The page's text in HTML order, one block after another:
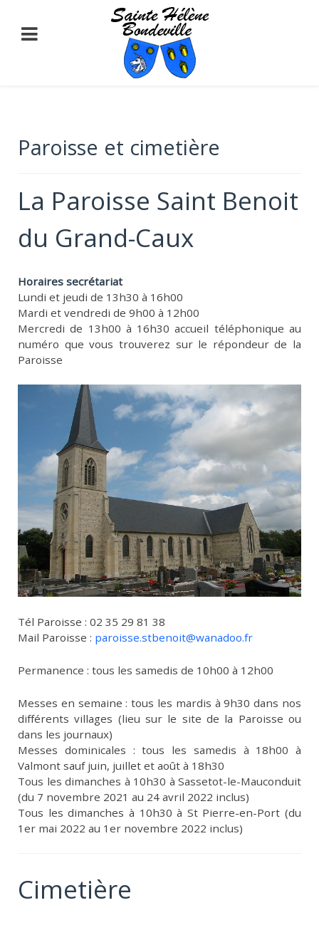
En poursuivant votre
navigation sur ce site, vous
acceptez notre politique de
confidentialité.
En savoir plus
Paroisse et cimetière
La Paroisse Saint Benoit
du Grand-Caux
Horaires secrétariat
Lundi et jeudi de 13h30 à 16h00
Mardi et vendredi de 9h00 à 12h00
Mercredi de 13h00 à 16h30 accueil téléphonique au
numéro que vous trouverez sur le répondeur de la
Paroisse
Tél Paroisse : 02 35 29 81 38
Mail Paroisse : paroisse.stbenoit@wanadoo.fr
Permanence : tous les samedis de 10h00 à 12h00
Messes en semaine : tous les mardis à 9h30 dans nos
différents villages (lieu sur le site de la Paroisse ou
dans les journaux)
Messes dominicales : tous les samedis à 18h00 à
Valmont sauf juin, juillet et août à 18h30
Tous les dimanches à 10h30 à Sassetot-le-Mauconduit
(du 7 novembre 2021 au 24 avril 2022 inclus)
Tous les dimanches à 10h30 à St Pierre-en-Port (du
1er mai 2022 au 1er novembre 2022 inclus)
Cimetière